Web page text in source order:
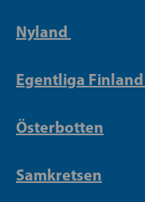
Nyland
Egentliga Finland
Österbotten
Samkretsen